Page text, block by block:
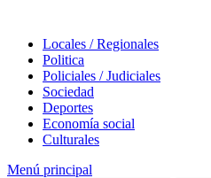
Locales / Regionales
Politica
Policiales / Judiciales
Sociedad
Deportes
Economía social
Culturales
Menú principal